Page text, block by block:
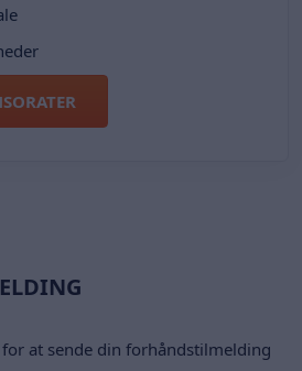
at sende din forhåndstilmelding